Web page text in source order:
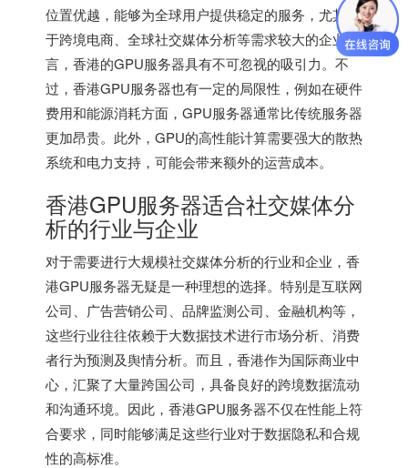
位置优越，能够为全球用户提供稳定的服务，尤其对
于跨境电商、全球社交媒体分析等需求较大的企业而
言，香港的GPU服务器具有不可忽视的吸引力。不
过，香港GPU服务器也有一定的局限性，例如在硬件
费用和能源消耗方面，GPU服务器通常比传统服务器
更加昂贵。此外，GPU的高性能计算需要强大的散热
系统和电力支持，可能会带来额外的运营成本。
香港GPU服务器适合社交媒体分
析的行业与企业
对于需要进行大规模社交媒体分析的行业和企业，香
港GPU服务器无疑是一种理想的选择。特别是互联网
公司、广告营销公司、品牌监测公司、金融机构等，
这些行业往往依赖于大数据技术进行市场分析、消费
者行为预测及舆情分析。而且，香港作为国际商业中
心，汇聚了大量跨国公司，具备良好的跨境数据流动
和沟通环境。因此， 香港GPU服务器不仅在性能上符
合要求，同时能够满足这些行业对于数据隐私和合规
性的高标准。